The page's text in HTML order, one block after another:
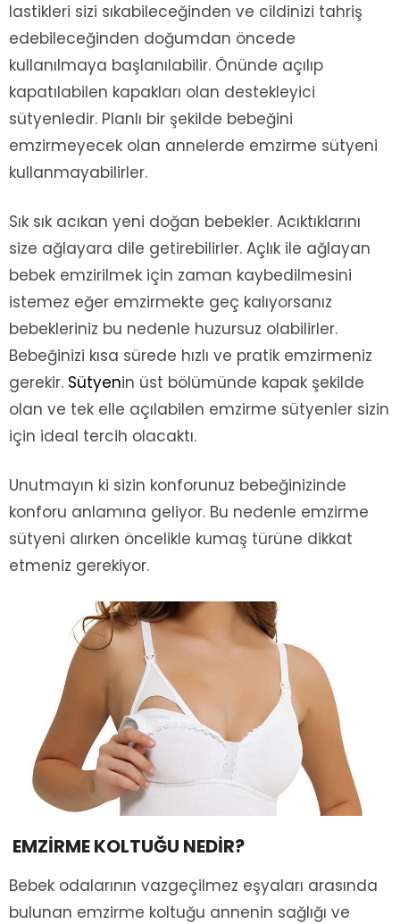
lastikleri sizi sıkabileceğinden ve cildinizi tahriş
edebileceğinden doğumdan öncede
kullanılmaya başlanılabilir. Önünde açılıp
kapatılabilen kapakları olan destekleyici
sütyenledir. Planlı bir şekilde bebeğini
emzirmeyecek olan annelerde emzirme sütyeni
kullanmayabilirler.
Sık sık acıkan yeni doğan bebekler. Acıktıklarını
size ağlayara dile getirebilirler. Açlık ile ağlayan
bebek emzirilmek için zaman kaybedilmesini
istemez eğer emzirmekte geç kalıyorsanız
bebekleriniz bu nedenle huzursuz olabilirler.
Bebeğinizi kısa sürede hızlı ve pratik emzirmeniz
gerekir. Sütyenin üst bölümünde kapak şekilde
olan ve tek elle açılabilen emzirme sütyenler sizin
için ideal tercih olacaktı.
Unutmayın ki sizin konforunuz bebeğinizinde
konforu anlamına geliyor. Bu nedenle emzirme
sütyeni alırken öncelikle kumaş türüne dikkat
etmeniz gerekiyor.
EMZİRME KOLTUĞU NEDİR?
Bebek odalarının vazgeçilmez eşyaları arasında
bulunan emzirme koltuğu annenin sağlığı ve